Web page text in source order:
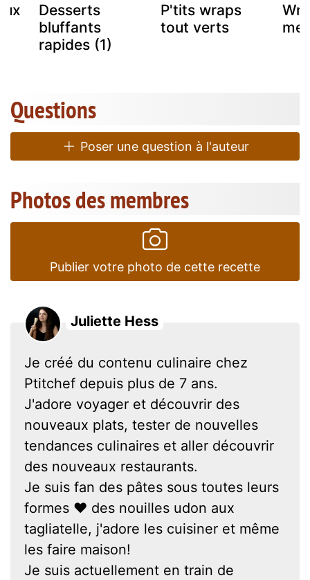
Desserts
bluffants
rapides (1)
P'tits wraps
tout verts
Questions
Poser une question à l'auteur
Photos des membres
Publier votre photo de cette recette
Juliette Hess
Je créé du contenu culinaire chez
Ptitchef depuis plus de 7 ans.
J'adore voyager et découvrir des
nouveaux plats, tester de nouvelles
tendances culinaires et aller découvrir
des nouveaux restaurants.
Je suis fan des pâtes sous toutes leurs
formes ❤ des nouilles udon aux
tagliatelle, j'adore les cuisiner et même
les faire maison!
Je suis actuellement en train de